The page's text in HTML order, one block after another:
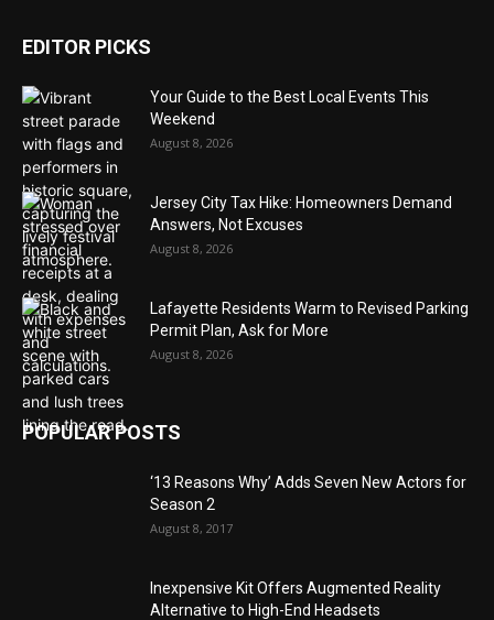
EDITOR PICKS
Your Guide to the Best Local Events This
Weekend
August 8, 2026
Jersey City Tax Hike: Homeowners Demand
Answers, Not Excuses
August 8, 2026
Lafayette Residents Warm to Revised Parking
Permit Plan, Ask for More
August 8, 2026
POPULAR POSTS
‘13 Reasons Why’ Adds Seven New Actors for
Season 2
August 8, 2017
Inexpensive Kit Offers Augmented Reality
Alternative to High-End Headsets